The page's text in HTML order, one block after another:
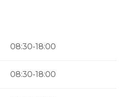
08:30-18:00
08:30-18:00